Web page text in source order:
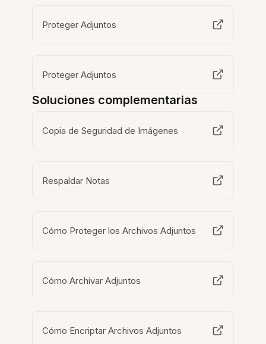
Proteger Adjuntos
Proteger Adjuntos
Soluciones complementarias
Copia de Seguridad de Imágenes
Respaldar Notas
Cómo Proteger los Archivos Adjuntos
Cómo Archivar Adjuntos
Cómo Encriptar Archivos Adjuntos